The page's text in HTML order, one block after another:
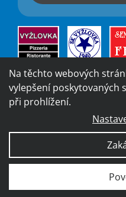
Prohlášení o
Na těchto webových
vylepšení poskytovaných
při prohlížení.